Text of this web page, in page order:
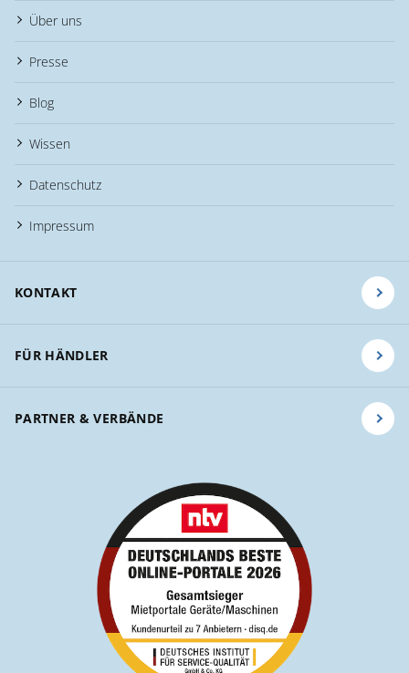
Über uns
Presse
Blog
Wissen
Datenschutz
Impressum
KONTAKT
FÜR HÄNDLER
PARTNER & VERBÄNDE